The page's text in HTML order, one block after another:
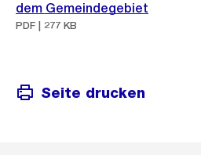
dem Gemeindegebiet
PDF | 277 KB
Seite drucken